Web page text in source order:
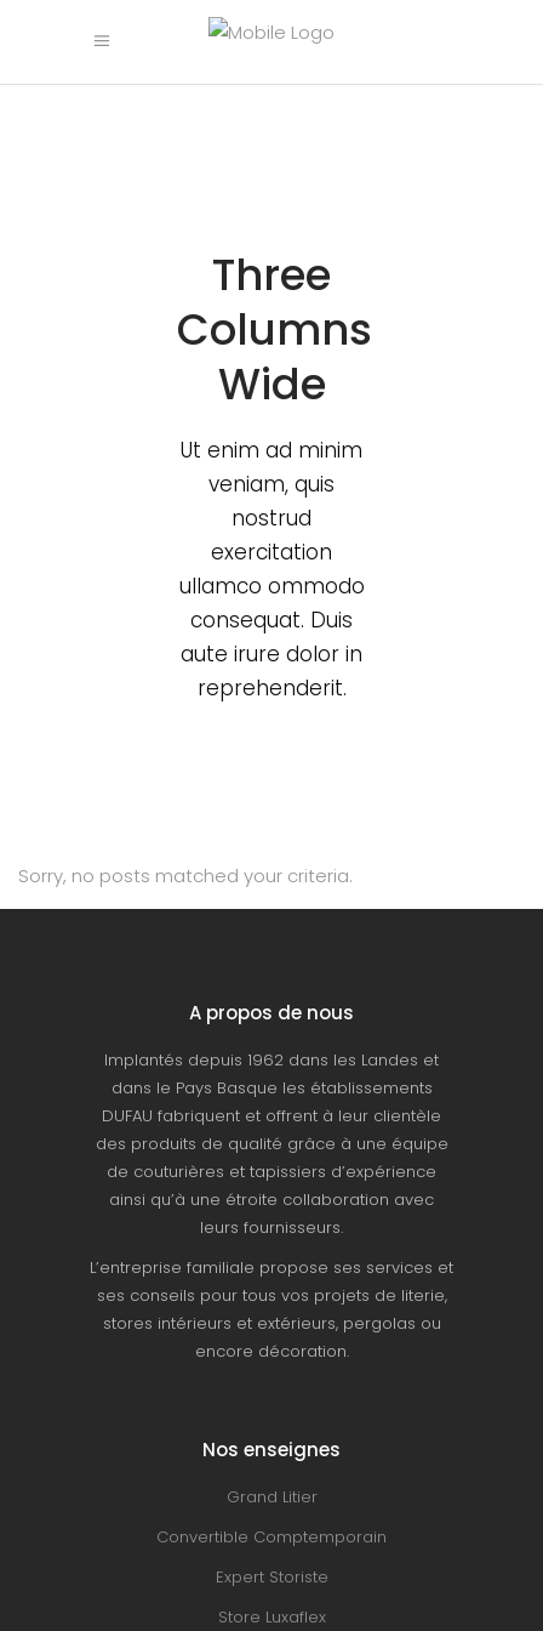
Three
Columns
Wide
Ut enim ad minim
veniam, quis
nostrud
exercitation
ullamco ommodo
consequat. Duis
aute irure dolor in
reprehenderit.
Sorry, no posts matched your criteria.
A propos de nous
Implantés depuis 1962 dans les Landes et
dans le Pays Basque les établissements
DUFAU fabriquent et offrent à leur clientèle
des produits de qualité grâce à une équipe
de couturières et tapissiers d’expérience
ainsi qu’à une étroite collaboration avec
leurs fournisseurs.
L’entreprise familiale propose ses services et
ses conseils pour tous vos projets de literie,
stores intérieurs et extérieurs, pergolas ou
encore décoration.
Nos enseignes
Grand Litier
Convertible Comptemporain
Expert Storiste
Store Luxaflex